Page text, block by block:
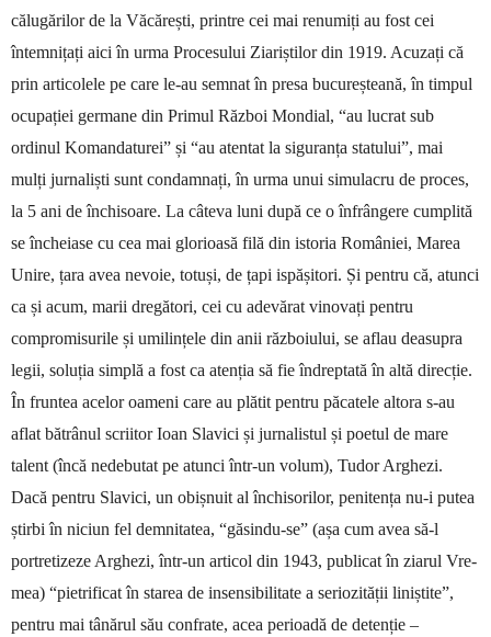
călugărilor de la Văcărești, printre cei mai renumiți au fost cei
întemnițați aici în urma Procesului Ziariștilor din 1919. Acuzați că
prin articolele pe care le-au semnat în presa bucu­reșteană, în timpul
ocupației germane din Primul Război Mondial, “au lucrat sub
ordinul Koman­da­turei” și “au atentat la siguranța statului”, mai
mulți jurnaliști sunt condamnați, în urma unui simulacru de proces,
la 5 ani de închisoare. La câteva luni du­pă ce o înfrângere cumplită
se încheiase cu cea mai glorioasă filă din istoria României, Marea
Unire, țara avea nevoie, totuși, de țapi ispășitori. Și pentru că, atunci
ca și acum, marii dregători, cei cu ade­vărat vinovați pentru
compromisurile și umilințele din anii războiului, se aflau deasupra
legii, soluția simplă a fost ca atenția să fie îndreptată în altă di­recție.
În fruntea acelor oameni care au plătit pentru păcatele altora s-au
aflat bătrânul scriitor Ioan Slavici și jurnalistul și poetul de mare
talent (încă nedebutat pe atunci într-un volum), Tudor Arghezi.
Dacă pentru Slavici, un obișnuit al închisorilor, penitența nu-i putea
știrbi în niciun fel demnitatea, “gă­sindu-se” (așa cum avea să-l
portretizeze Ar­ghezi, într-un articol din 1943, publicat în ziarul Vre­
mea) “pietrificat în starea de insensibilitate a se­rio­zității liniștite”,
pentru mai tânărul său confrate, acea perioadă de detenție –